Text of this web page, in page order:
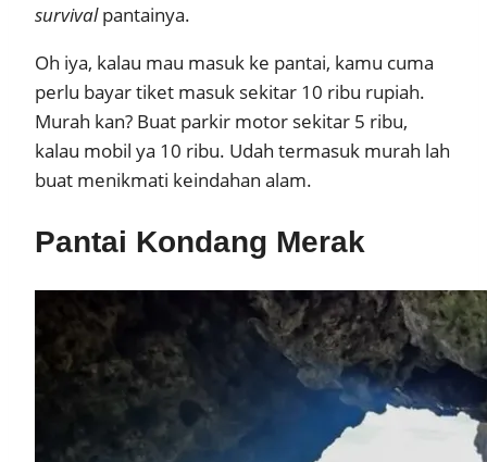
survivalpantainya.
Oh iya, kalau mau masuk ke pantai, kamu cuma
perlu bayar tiket masuk sekitar 10 ribu rupiah.
Murah kan? Buat parkir motor sekitar 5 ribu,
kalau mobil ya 10 ribu. Udah termasuk murah lah
buat menikmati keindahan alam.
Pantai Kondang Merak